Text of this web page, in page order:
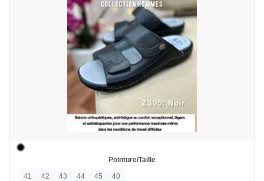
Pointure/Taille
41
42 43 44 45 40